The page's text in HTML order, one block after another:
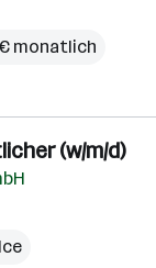
monatlich
(w/m/d)